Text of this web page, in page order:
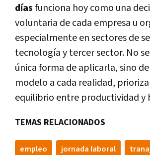
díasfunciona hoy como una
voluntaria de cada empresa u
especialmente en sectores de
tecnología y tercer sector. No
única forma de aplicarla, sino
modelo a cada realidad,
equilibrio entre productividad y
TEMAS RELACIONADOS
empleo jornada laboral